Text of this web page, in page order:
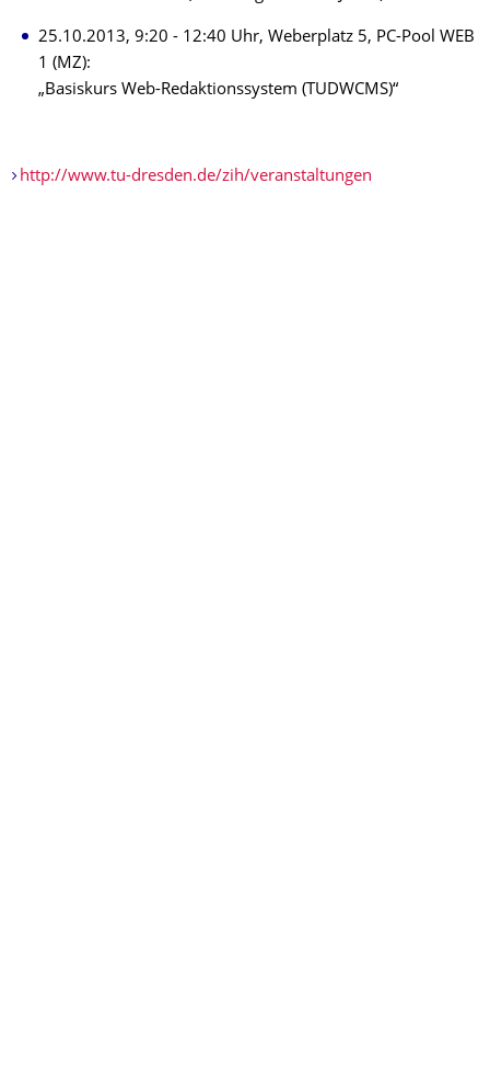
25.10.2013, 9:20 - 12:40 Uhr, Weberplatz 5, PC-Pool WEB
1 (MZ):
„Basiskurs Web-Redaktionssystem (TUDWCMS)“
http://www.tu-dresden.de/zih/veranstaltungen